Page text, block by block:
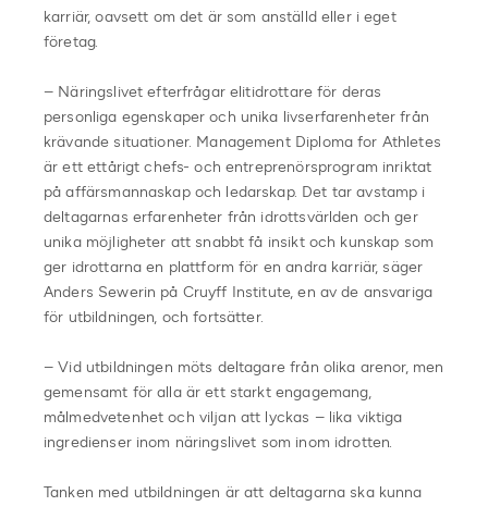
karriär, oavsett om det är som anställd eller i eget
företag.
– Näringslivet efterfrågar elitidrottare för deras
personliga egenskaper och unika livserfarenheter från
krävande situationer. Management Diploma for Athletes
är ett ettårigt chefs- och entreprenörsprogram inriktat
på affärsmannaskap och ledarskap. Det tar avstamp i
deltagarnas erfarenheter från idrottsvärlden och ger
unika möjligheter att snabbt få insikt och kunskap som
ger idrottarna en plattform för en andra karriär, säger
Anders Sewerin på Cruyff Institute, en av de ansvariga
för utbildningen, och fortsätter.
– Vid utbildningen möts deltagare från olika arenor, men
gemensamt för alla är ett starkt engagemang,
målmedvetenhet och viljan att lyckas – lika viktiga
ingredienser inom näringslivet som inom idrotten.
Tanken med utbildningen är att deltagarna ska kunna